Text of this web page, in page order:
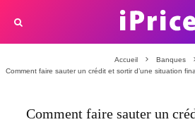
Accueil
Banques
Comment faire sauter un crédit et sortir d’une situation
Comment faire sauter un